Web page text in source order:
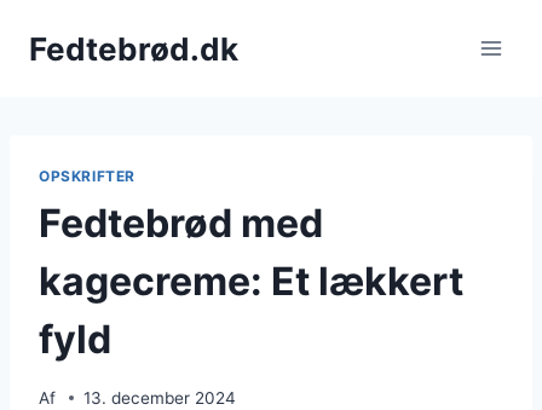
Fedtebrød.dk
OPSKRIFTER
Fedtebrød med
kagecreme: Et lækkert
fyld
Af 13. december 2024